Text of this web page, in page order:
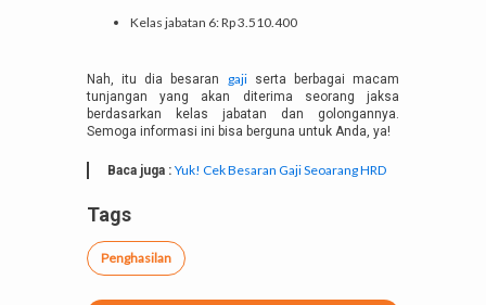
Kelas jabatan 6: Rp 3.510.400
Nah, itu dia besaran gajiserta berbagai macam
tunjangan yang akan diterima seorang jaksa
berdasarkan kelas jabatan dan golongannya.
Semoga informasi ini bisa berguna untuk Anda, ya!
Baca juga : Yuk! Cek Besaran Gaji Seoarang HRD
Tags
Penghasilan